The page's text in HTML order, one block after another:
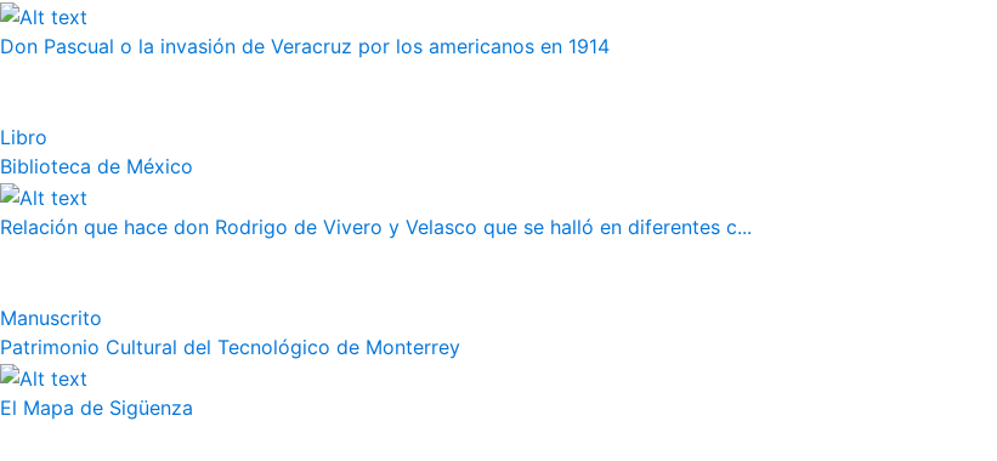
Don Pascual o la invasión de Veracruz por los americanos en 1914
Libro
Biblioteca de México
Relación que hace don Rodrigo de Vivero y Velasco que se halló en diferentes c...
Manuscrito
Patrimonio Cultural del Tecnológico de Monterrey
El Mapa de Sigüenza